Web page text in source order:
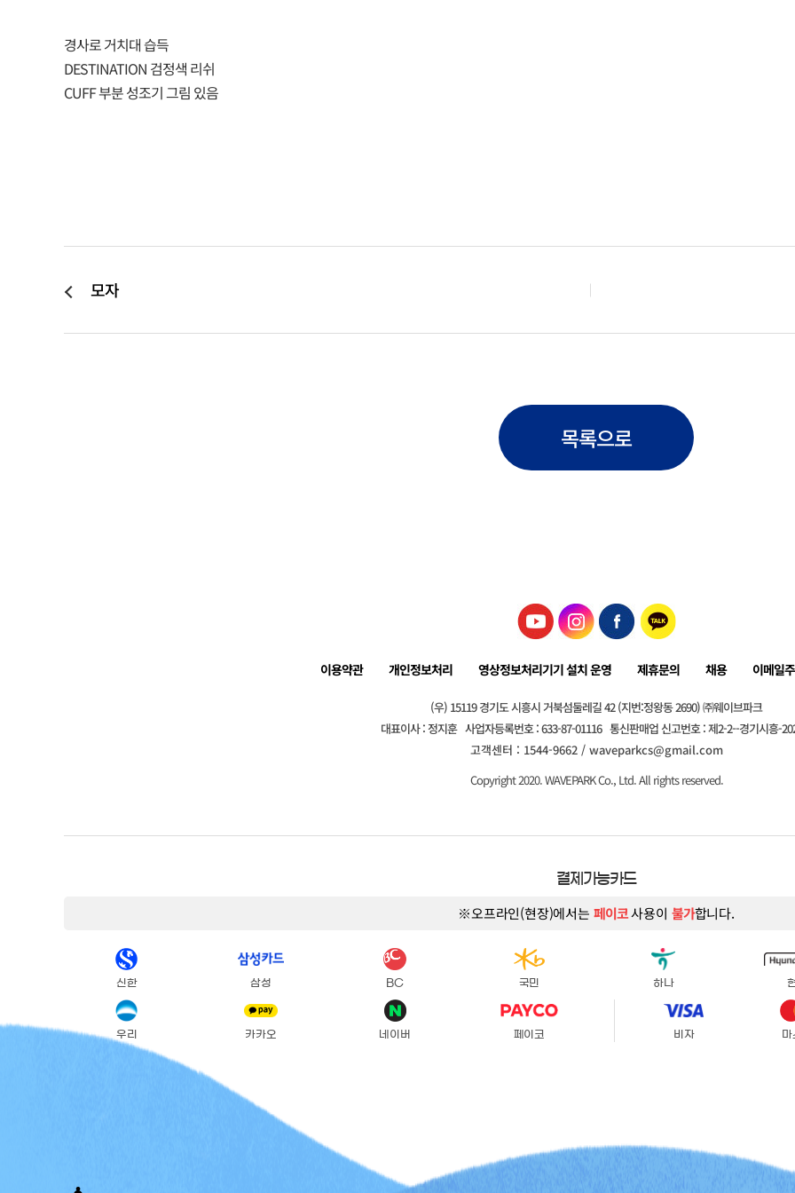
경사로 거치대 습득
DESTINATION 검정색 리쉬
CUFF 부분 성조기 그림 있음
모자
목록으로
이용약관 개인정보처리 영상정보처리기기 설치 운영 제휴문의 채용 이메일
(우) 15119 경기도 시흥시 거북섬둘레길 42 (지번:정왕동 2690) ㈜웨이브파크
대표이사 : 정지훈 사업자등록번호 : 633-87-01116 통신판매업 신고번호 : 제2-2--경기시흥-
고객센터 : 1544-9662 / waveparkcs@gmail.com
Copyright 2020. WAVEPARK Co., Ltd. All rights reserved.
결제가능카드
※오프라인(현장)에서는 페이코사용이 불가합니다.
신한 삼성 BC 국민 하나
우리 카카오 네이버 페이코 비자 마